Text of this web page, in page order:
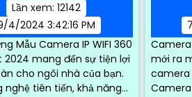
Lần xem: 12142
4/2024 3:42:16 PM
Mẫu Camera IP WIFI 360
2024 mang đến sự tiện lợi
cho ngôi nhà của bạn.
nghệ tiên tiến, khả năng
mới ra
camera